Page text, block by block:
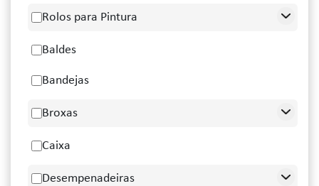
Rolos para Pintura
Baldes
Bandejas
Broxas
Caixa
Desempenadeiras